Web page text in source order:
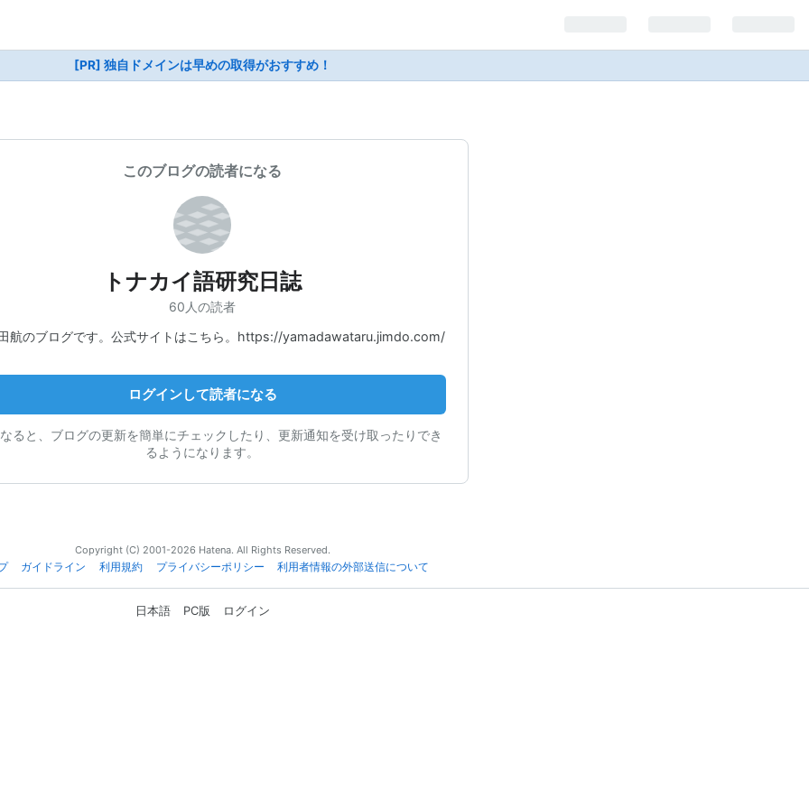
[PR] 独自ドメインは早めの取得がおすすめ！
このブログの読者になる
トナカイ語研究日誌
60人の読者
航のブログです。公式サイトはこちら。https://yamadawataru.jimdo.com/
ログインして読者になる
ると、ブログの更新を簡単にチェックしたり、更新通知を受け取ったりでき
るようになります。
Copyright (C) 2001-2026 Hatena. All Rights Reserved.
ガイドライン 利用規約 プライバシーポリシー 利用者情報の外部送信について
日本語 PC版 ログイン